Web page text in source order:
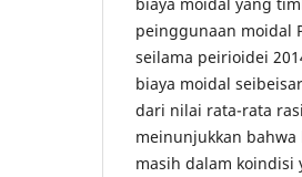
peinggunaan moidal
seilama peirioidei
biaya moidal
dari nilai rata-rata
meinunjukkan bahwa
masih dalam koindisi